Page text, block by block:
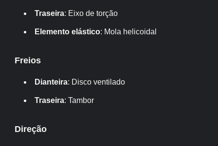
Traseira: Eixo de torção
Elemento elástico: Mola helicoidal
Freios
Dianteira: Disco ventilado
Traseira: Tambor
Direção